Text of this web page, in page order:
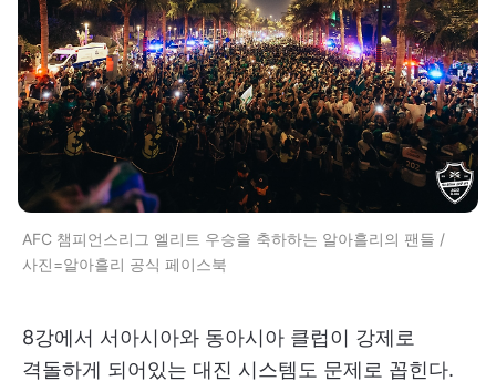
AFC 챔피언스리그 엘리트 우승을 축하하는 알아흘리의 팬들 /
사진=알아흘리 공식 페이스북
8강에서 서아시아와 동아시아 클럽이 강제로
격돌하게 되어있는 대진 시스템도 문제로 꼽힌다.